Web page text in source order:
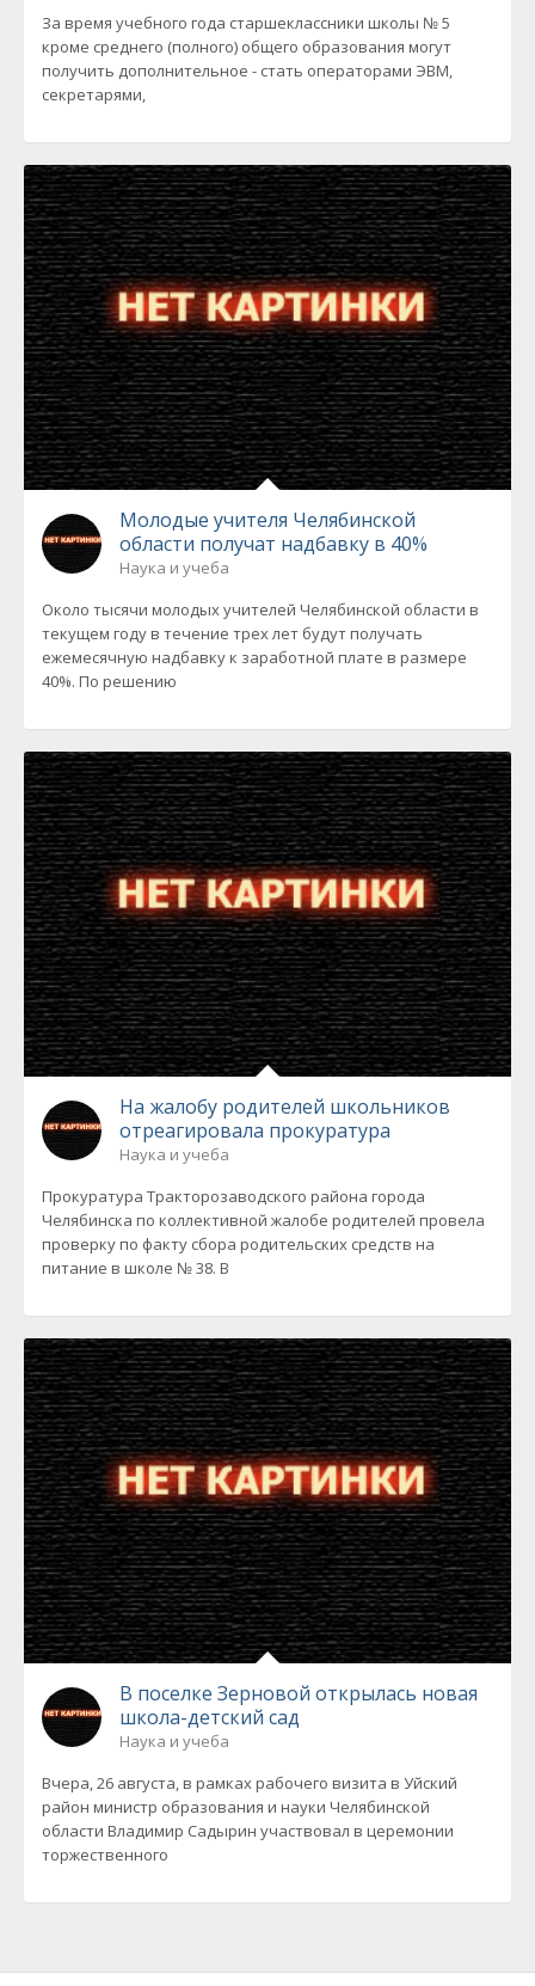
За время учебного года старшеклассники школы № 5
кроме среднего (полного) общего образования могут
получить дополнительное - стать операторами ЭВМ,
секретарями,
Молодые учителя Челябинской
области получат надбавку в 40%
Наука и учеба
Около тысячи молодых учителей Челябинской области в
текущем году в течение трех лет будут получать
ежемесячную надбавку к заработной плате в размере
40%. По решению
На жалобу родителей школьников
отреагировала прокуратура
Наука и учеба
Прокуратура Тракторозаводского района города
Челябинска по коллективной жалобе родителей провела
проверку по факту сбора родительских средств на
питание в школе № 38. В
В поселке Зерновой открылась новая
школа-детский сад
Наука и учеба
Вчера, 26 августа, в рамках рабочего визита в Уйский
район министр образования и науки Челябинской
области Владимир Садырин участвовал в церемонии
торжественного